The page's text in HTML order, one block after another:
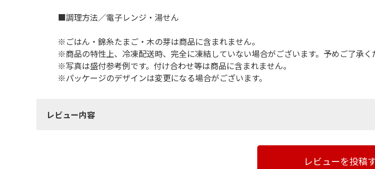
■調理方法／電子レンジ・湯せん
※ごはん・錦糸たまご・木の芽は商品に含まれません。
※商品の特性上、冷凍配送時、完全に凍結していない場合がございます。予めご了承く
※写真は盛付参考例です。付け合わせ等は商品に含まれません。
※パッケージのデザインは変更になる場合がございます。
レビュー内容
レビューを投稿